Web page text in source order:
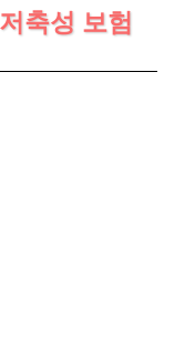
축성 보험